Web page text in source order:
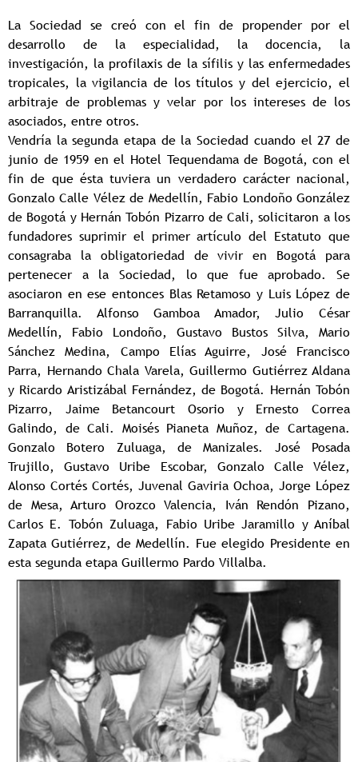
La Sociedad se creó con el fin de propender por el
desarrollo de la especialidad, la docencia, la
investigación, la profilaxis de la sífilis y las enfermedades
tropicales, la vigilancia de los títulos y del ejercicio, el
arbitraje de problemas y velar por los intereses de los
asociados, entre otros.
Vendría la segunda etapa de la Sociedad cuando el 27 de
junio de 1959 en el Hotel Tequendama de Bogotá, con el
fin de que ésta tuviera un verdadero carácter nacional,
Gonzalo Calle Vélez de Medellín, Fabio Londoño González
de Bogotá y Hernán Tobón Pizarro de Cali, solicitaron a los
fundadores suprimir el primer artículo del Estatuto que
consagraba la obligatoriedad de vivir en Bogotá para
pertenecer a la Sociedad, lo que fue aprobado. Se
asociaron en ese entonces Blas Retamoso y Luis López de
Barranquilla. Alfonso Gamboa Amador, Julio César
Medellín, Fabio Londoño, Gustavo Bustos Silva, Mario
Sánchez Medina, Campo Elías Aguirre, José Francisco
Parra, Hernando Chala Varela, Guillermo Gutiérrez Aldana
y Ricardo Aristizábal Fernández, de Bogotá. Hernán Tobón
Pizarro, Jaime Betancourt Osorio y Ernesto Correa
Galindo, de Cali. Moisés Pianeta Muñoz, de Cartagena.
Gonzalo Botero Zuluaga, de Manizales. José Posada
Trujillo, Gustavo Uribe Escobar, Gonzalo Calle Vélez,
Alonso Cortés Cortés, Juvenal Gaviria Ochoa, Jorge López
de Mesa, Arturo Orozco Valencia, Iván Rendón Pizano,
Carlos E. Tobón Zuluaga, Fabio Uribe Jaramillo y Aníbal
Zapata Gutiérrez, de Medellín. Fue elegido Presidente en
esta segunda etapa Guillermo Pardo Villalba.